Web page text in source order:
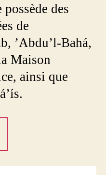
des
de
’Abdu’l-Bahá,
Maison
ainsi que